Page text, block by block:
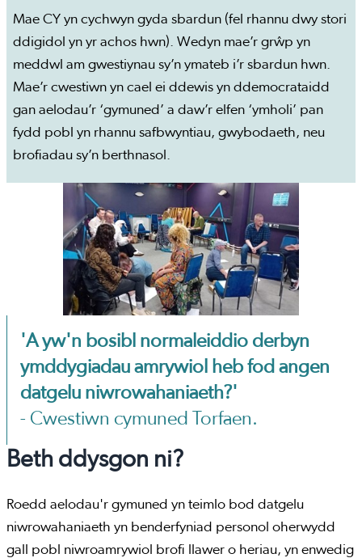
Mae CY yn cychwyn gyda sbardun (fel rhannu dwy stori
ddigidol yn yr achos hwn). Wedyn mae’r grŵp yn
meddwl am gwestiynau sy’n ymateb i’r sbardun hwn.
Mae’r cwestiwn yn cael ei ddewis yn ddemocrataidd
gan aelodau’r ‘gymuned’ a daw’r elfen ‘ymholi’ pan
fydd pobl yn rhannu safbwyntiau, gwybodaeth, neu
brofiadau sy’n berthnasol.
'A yw'n bosibl normaleiddio derbyn
ymddygiadau amrywiol heb fod angen
datgelu niwrowahaniaeth?'
- Cwestiwn cymuned Torfaen.
Beth ddysgon ni?
Roedd aelodau'r gymuned yn teimlo bod datgelu
niwrowahaniaeth yn benderfyniad personol oherwydd
gall pobl niwroamrywiol brofi llawer o heriau, yn enwedig